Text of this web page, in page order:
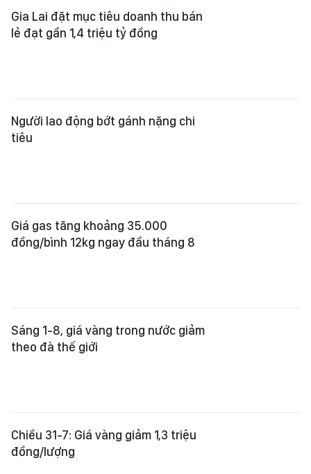
Gia Lai đặt mục tiêu doanh thu bán
lẻ đạt gần 1,4 triệu tỷ đồng
Người lao động bớt gánh nặng chi
tiêu
Giá gas tăng khoảng 35.000
đồng/bình 12kg ngay đầu tháng 8
Sáng 1-8, giá vàng trong nước giảm
theo đà thế giới
Chiều 31-7: Giá vàng giảm 1,3 triệu
đồng/lượng